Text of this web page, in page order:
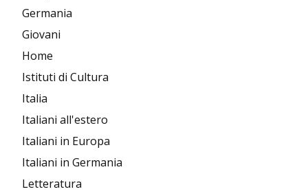
Germania
Giovani
Home
Istituti di Cultura
Italia
Italiani all'estero
Italiani in Europa
Italiani in Germania
Letteratura